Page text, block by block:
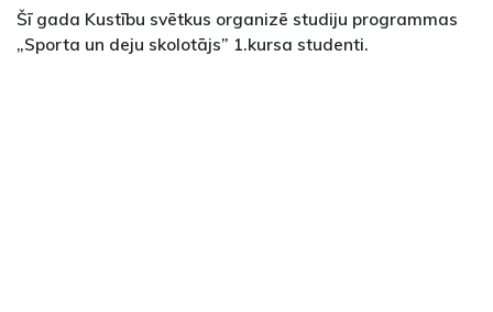
Šī gada Kustību svētkus organizē studiju programmas
„Sporta un deju skolotājs” 1.kursa studenti.